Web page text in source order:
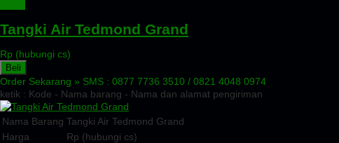
Tangki Air Tedmond Grand
Rp (hubungi cs)
Beli
Order Sekarang » SMS : 0877 7736 3510 / 0821 4048 0974
ketik : Kode - Nama barang - Nama dan alamat pengiriman
Nama Barang Tangki Air Tedmond Grand
Harga
Rp (hubungi cs)